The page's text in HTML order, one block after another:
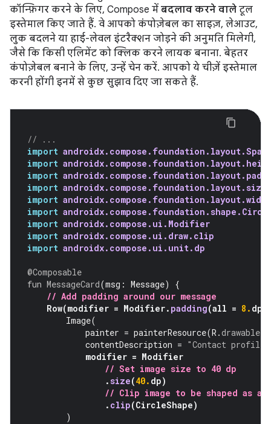
कॉन्फ़िगर करने के लिए, Compose में बदलाव करने वाले टूल
इस्तेमाल किए जाते हैं. वे आपको कंपोज़ेबल का साइज़, लेआउट,
लुक बदलने या हाई-लेवल इंटरैक्शन जोड़ने की अनुमति मिलेगी,
जैसे कि किसी एलिमेंट को क्लिक करने लायक बनाना. बेहतर
कंपोज़ेबल बनाने के लिए, उन्हें चेन करें. आपको ये चीज़ें इस्तेमाल
करनी होंगी इनमें से कुछ सुझाव दिए जा सकते हैं.
// ...
import
import
import
import androidx.compose.foundation.layout.size
import androidx.compose.foundation.layout.width
import
import androidx.compose.ui.Modifier
import androidx.compose.ui.draw.clip
import androidx.compose.ui.unit.dp
@Composable
fun MessageCard(msg : Message)
{
// Add padding around our message
Row(modifier = Modifier. padding(all = 8. dp
Image(
painter = painterResource(R .drawable
contentDescription = "Contact profile
modifier = Modifier
// Set image size to 40 dp
.size(40. dp)
// Clip image to be shaped as a
. clip(CircleShape)
)